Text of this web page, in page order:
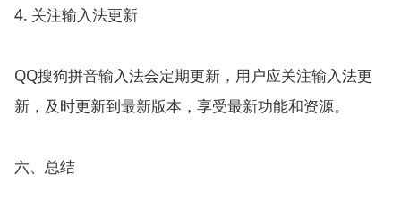
4. 关注输入法更新
QQ搜狗拼音输入法会定期更新，用户应关注输入法更
新，及时更新到最新版本，享受最新功能和资源。
六、总结